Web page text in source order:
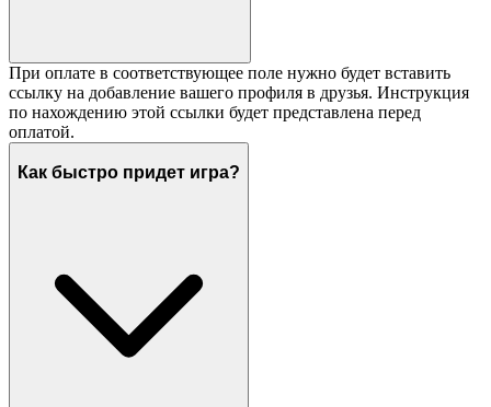
При оплате в соответствующее поле нужно будет вставить
ссылку на добавление вашего профиля в друзья. Инструкция
по нахождению этой ссылки будет представлена перед
оплатой.
Как быстро придет игра?